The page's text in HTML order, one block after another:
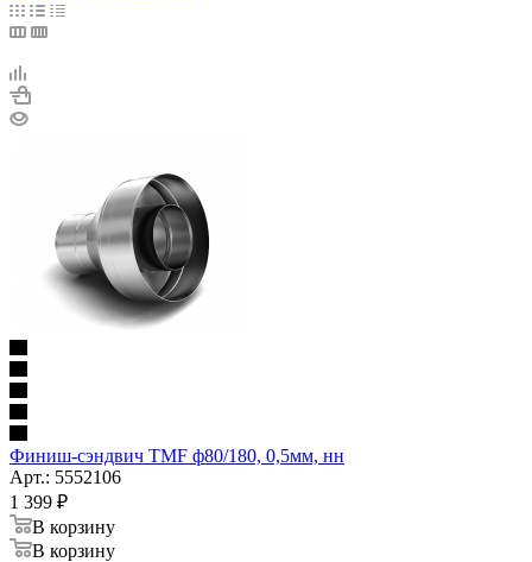
Финиш-сэндвич TMF ф80/180, 0,5мм, нн
Арт.: 5552106
1 399 ₽
В корзину
В корзину